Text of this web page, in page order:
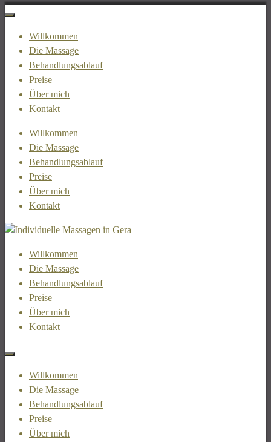
Willkommen
Die Massage
Behandlungsablauf
Preise
Über mich
Kontakt
Willkommen
Die Massage
Behandlungsablauf
Preise
Über mich
Kontakt
Individuelle Massagen in Gera
abgestimmt auf Ihre Bedürfnisse
Willkommen
Die Massage
Behandlungsablauf
Preise
Über mich
Kontakt
Willkommen
Die Massage
Behandlungsablauf
Preise
Über mich